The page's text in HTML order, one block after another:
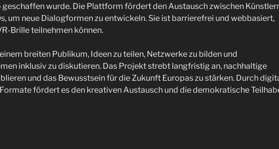
geschaffen wurde. Die Plattform fördert den Austausch zwischen
um neue Dialogformen zu entwickeln. Sie ist barrierefrei und webbasiert,
Brille teilnehmen können.
breiten Publikum, Ideen zu teilen, Netzwerke zu bilden und
inklusiv zu diskutieren. Das Projekt strebt langfristig an, nachhaltige
und das Bewusstsein für die Zukunft Europas zu stärken. Durch
fördert es den kreativen Austausch und die demokratische